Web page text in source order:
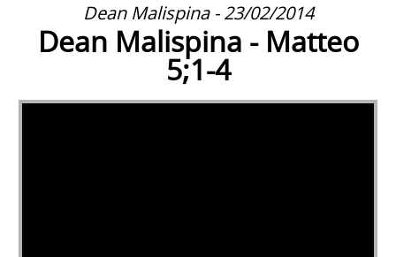
Dean Malispina - 23/02/2014
Dean Malispina - Matteo
5;1-4